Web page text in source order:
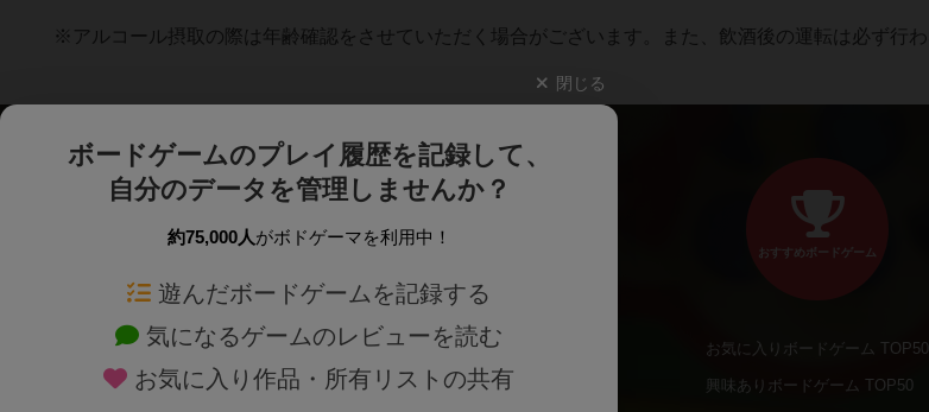
※アルコール摂取の際は年齢確認をさせていただく場合がございます。また、飲酒後の運転は必ず行わ
閉じる
ボードゲームのプレイ履歴を記録して、
自分のデータを管理しませんか？
約75,000人がボドゲーマを利用中！
遊んだボードゲームを記録する
気になるゲームのレビューを読む
お気に入り作品・所有リストの共有
ボードゲームを検索する
ボードゲームの新着レビュー
新作・再入荷情報
定番ボードゲームの通販商品
おすすめボードゲーム
お気に入りボードゲーム TOP50
興味ありボードゲーム TOP50